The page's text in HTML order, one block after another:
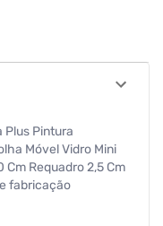
Plus Pintura
Móvel Vidro Mini
Requadro 2,5 Cm
fabricação